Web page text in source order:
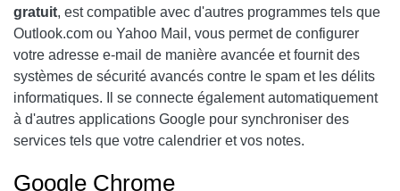
gratuit, est compatible avec d'autres programmes tels que
Outlook.com ou Yahoo Mail, vous permet de configurer
votre adresse e-mail de manière avancée et fournit des
systèmes de sécurité avancés contre le spam et les délits
informatiques. Il se connecte également automatiquement
à d'autres applications Google pour synchroniser des
services tels que votre calendrier et vos notes.
Google Chrome